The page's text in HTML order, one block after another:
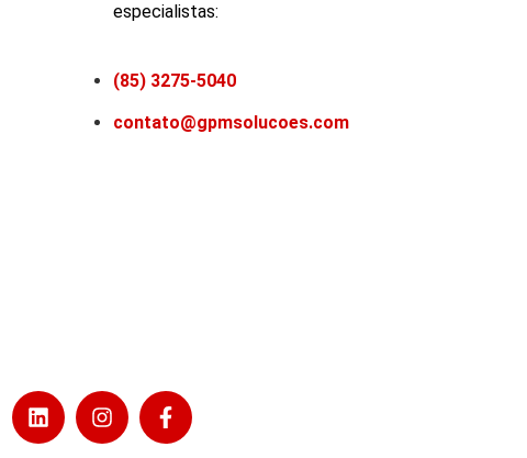
especialistas:
(85) 3275-5040
contato@gpmsolucoes.com